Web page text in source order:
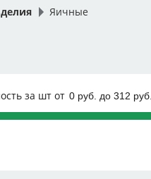
Яичные
за шт от